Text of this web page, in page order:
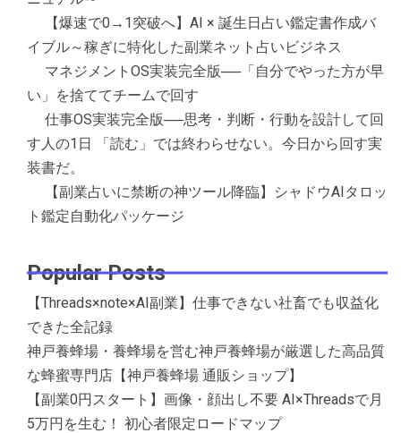
【爆速で0→1突破へ】AI × 誕生日占い鑑定書作成バ
イブル～稼ぎに特化した副業ネット占いビジネス
マネジメントOS実装完全版──「自分でやった方が早
い」を捨ててチームで回す
仕事OS実装完全版──思考・判断・行動を設計して回
す人の1日 「読む」では終わらせない。今日から回す実
装書だ。
【副業占いに禁断の神ツール降臨】シャドウAIタロッ
ト鑑定自動化パッケージ
Popular Posts
【Threads×note×AI副業】仕事できない社畜でも収益化
できた全記録
神戸養蜂場・養蜂場を営む神戸養蜂場が厳選した高品質
な蜂蜜専門店【神戸養蜂場 通販ショップ】
【副業0円スタート】画像・顔出し不要 AI×Threadsで月
5万円を生む！ 初心者限定ロードマップ